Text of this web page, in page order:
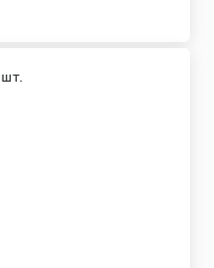
шт.